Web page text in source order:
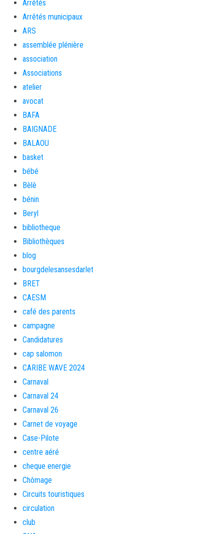
Arrêtés
Arrêtés municipaux
ARS
assemblée plénière
association
Associations
atelier
avocat
BAFA
BAIGNADE
BALAOU
basket
bébé
Bèlè
bénin
Beryl
bibliotheque
Bibliothèques
blog
bourgdelesansesdarlet
BRET
CAESM
café des parents
campagne
Candidatures
cap salomon
CARIBE WAVE 2024
Carnaval
Carnaval 24
Carnaval 26
Carnet de voyage
Case-Pilote
centre aéré
cheque energie
Chômage
Circuits touristiques
circulation
club